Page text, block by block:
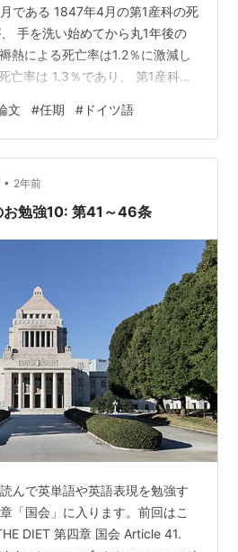
である 1847年4月の第1産科の死
手を洗い始めてから丸1年後の
熱による死亡率は1.2％に激減し
亡率は 1.3％であり、 第1産科と
)とは 自然科学の分野で 何か新し
見者はそのことを 論文(ろんぶ
なければならない。 ゼンメルワ
文としてまとめ、 他の多くの研
らう必要が…
文 #任期 # ドイツ語
• 2年前
お勉強10: 第41～46条
んで英単語や英語表現を勉強す
「国会」に入ります。前回はこ
DIET 第四章 国会 Article 41.